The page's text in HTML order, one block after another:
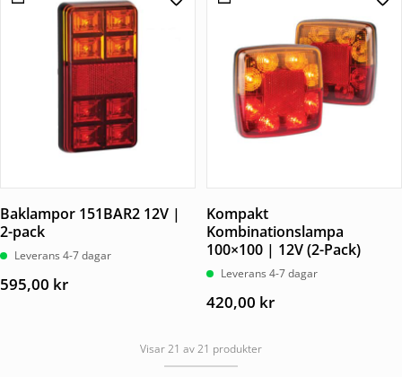
Baklampor 151BAR2 12V |
2-pack
Leverans 4-7 dagar
595,00 kr
Kompakt
Kombinationslampa
100×100 | 12V (2-Pack)
Leverans 4-7 dagar
420,00 kr
Visar 21 av 21 produkter